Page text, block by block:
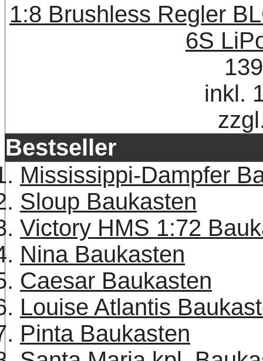
1:8 Brushless Regler
6S
inkl.
Bestseller
Mississippi-Dampfer
Sloup Baukasten
Victory HMS 1:72
Nina Baukasten
Caesar Baukasten
Louise Atlantis
Pinta Baukasten